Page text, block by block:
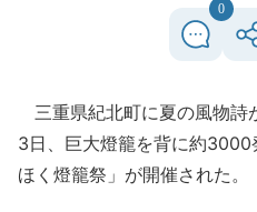
0
三重県紀北町に夏の風物詩
3日、巨大燈籠を背に約3000
ほく燈籠祭」が開催された。